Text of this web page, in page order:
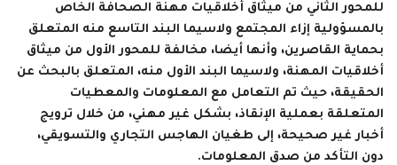
للمحور الثاني من ميثاق أخلاقيات مهنة الصحافة الخاص
بالمسؤولية إزاء المجتمع ولاسيما البند التاسع منه المتعلق
بحماية القاصرين، وأنها أيضا، مخالفة للمحور الأول من ميثاق
أخلاقيات المهنة، ولاسيما البند الأول منه، المتعلق بالبحث عن
الحقيقة، حيث تم التعامل مع المعلومات والمعطيات
المتعلقة بعملية الإنقاذ، بشكل غير مهني، من خلال ترويج
أخبار غير صحيحة، إلى طغيان الهاجس التجاري والتسويقي،
دون التأكد من صدق المعلومات.